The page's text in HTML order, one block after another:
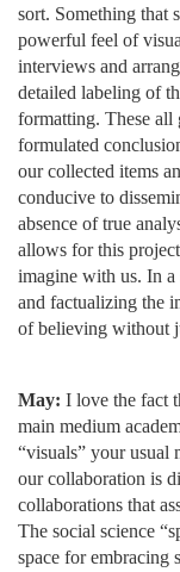
sort. Something that
powerful feel of
interviews and
detailed labeling of
formatting. These all
formulated
our collected items
conducive to
absence of true
allows for this
imagine with us. In
and factualizing the
of believing without
May: I love the fact
main medium
“visuals” your usual
our collaboration is
collaborations that
The social science
space for embracing